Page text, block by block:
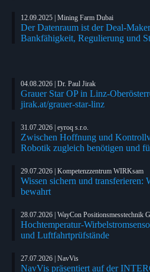
12.09.2025 | Mining Farm Dubai
Der Datenraum ist der Deal-
Bankfähigkeit, Regulierung und
04.08.2026 | Dr. Paul Jirak
Grauer Star OP in Linz-
jirak.at/grauer-star-linz
31.07.2026 | eyroq s.r.o.
Zwischen Hoffnung und
Robotik zugleich benötigen und
29.07.2026 | Kompetenzzentrum WIRKsam
Wissen sichern und transferieren:
bewahrt
28.07.2026 | WayCon Positionsmesstechnik
Hochtemperatur-
und Luftfahrtprüfstände
27.07.2026 | NavVis
NavVis präsentiert auf der